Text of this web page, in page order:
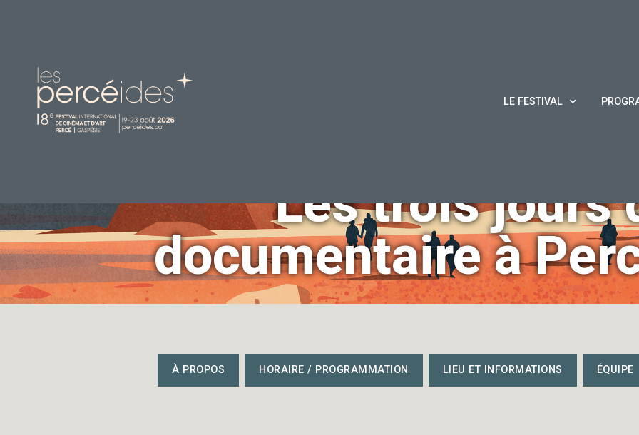
LE FESTIVAL
Les trois jours
documentaire à
À PROPOS HORAIRE / PROGRAMMATION LIEU ET INFORMATIONS ÉQUIPE